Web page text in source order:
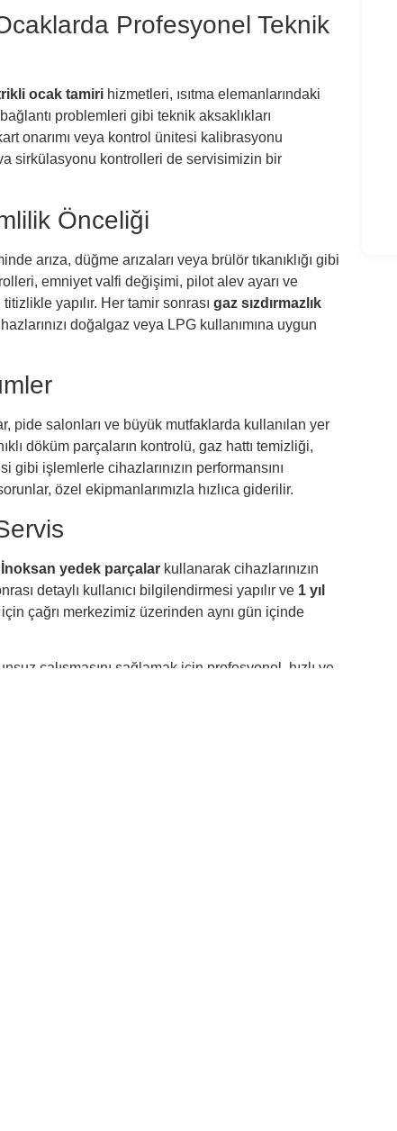
Profesyonel Teknik
ocak tamiri hizmetleri, ısıtma elemanlarındaki
problemleri gibi teknik aksaklıkları
onarımı veya kontrol ünitesi kalibrasyonu
sirkülasyonu kontrolleri de servisimizin bir
Önceliği
arıza, düğme arızaları veya brülör tıkanıklığı gibi
emniyet valfi değişimi, pilot alev ayarı ve
yapılır. Her tamir sonrası gaz sızdırmazlık
doğalgaz veya LPG kullanımına uygun
pide salonları ve büyük mutfaklarda kullanılan yer
döküm parçaların kontrolü, gaz hattı temizliği,
işlemlerle cihazlarınızın performansını
özel ekipmanlarımızla hızlıca giderilir.
yedek parçalar kullanarak cihazlarınızın
detaylı kullanıcı bilgilendirmesi yapılır ve 1 yıl
çağrı merkezimiz üzerinden aynı gün içinde
çalışmasını sağlamak için profesyonel, hızlı ve